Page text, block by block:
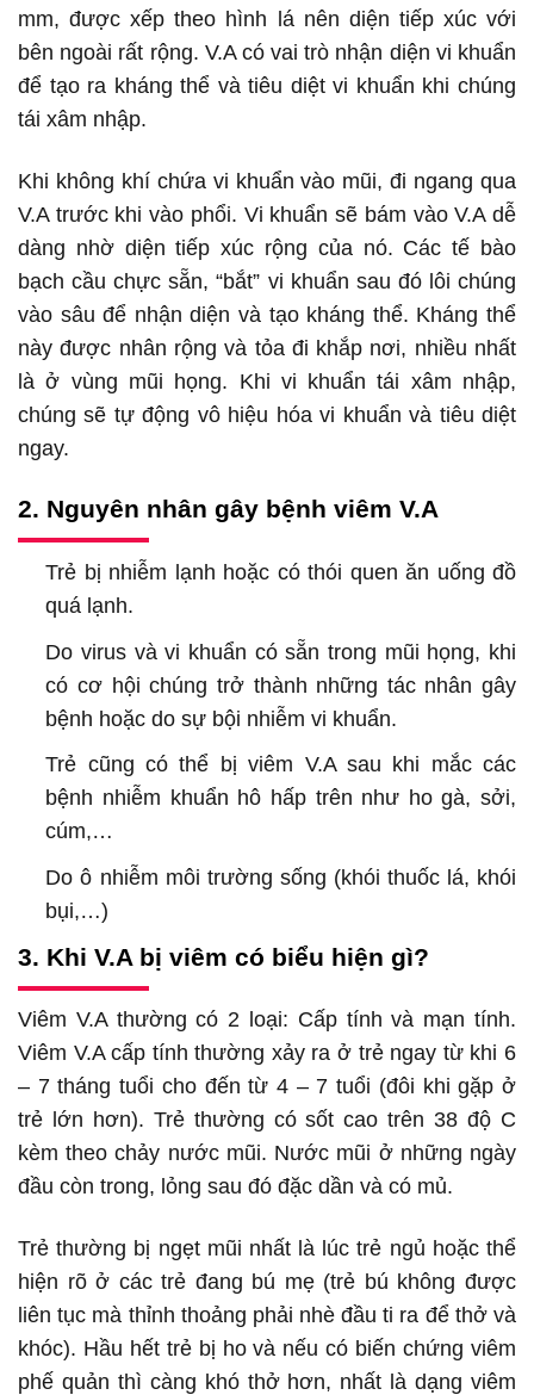
mm, được xếp theo hình lá nên diện tiếp xúc với
bên ngoài rất rộng. V.A có vai trò nhận diện vi khuẩn
để tạo ra kháng thể và tiêu diệt vi khuẩn khi chúng
tái xâm nhập.
Khi không khí chứa vi khuẩn vào mũi, đi ngang qua
V.A trước khi vào phổi. Vi khuẩn sẽ bám vào V.A dễ
dàng nhờ diện tiếp xúc rộng của nó. Các tế bào
bạch cầu chực sẵn, “bắt” vi khuẩn sau đó lôi chúng
vào sâu để nhận diện và tạo kháng thể. Kháng thể
này được nhân rộng và tỏa đi khắp nơi, nhiều nhất
là ở vùng mũi họng. Khi vi khuẩn tái xâm nhập,
chúng sẽ tự động vô hiệu hóa vi khuẩn và tiêu diệt
ngay.
2. Nguyên nhân gây bệnh viêm V.A
Trẻ bị nhiễm lạnh hoặc có thói quen ăn uống đồ
quá lạnh.
Do virus và vi khuẩn có sẵn trong mũi họng, khi
có cơ hội chúng trở thành những tác nhân gây
bệnh hoặc do sự bội nhiễm vi khuẩn.
Trẻ cũng có thể bị viêm V.A sau khi mắc các
bệnh nhiễm khuẩn hô hấp trên như ho gà, sởi,
cúm,…
Do ô nhiễm môi trường sống (khói thuốc lá, khói
bụi,…)
3. Khi V.A bị viêm có biểu hiện gì?
Viêm V.A thường có 2 loại: Cấp tính và mạn tính.
Viêm V.A cấp tính thường xảy ra ở trẻ ngay từ khi 6
– 7 tháng tuổi cho đến từ 4 – 7 tuổi (đôi khi gặp ở
trẻ lớn hơn). Trẻ thường có sốt cao trên 38 độ C
kèm theo chảy nước mũi. Nước mũi ở những ngày
đầu còn trong, lỏng sau đó đặc dần và có mủ.
Trẻ thường bị ngẹt mũi nhất là lúc trẻ ngủ hoặc thể
hiện rõ ở các trẻ đang bú mẹ (trẻ bú không được
liên tục mà thỉnh thoảng phải nhè đầu ti ra để thở và
khóc). Hầu hết trẻ bị ho và nếu có biến chứng viêm
phế quản thì càng khó thở hơn, nhất là dạng viêm